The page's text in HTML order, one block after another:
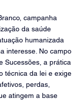
campanha
da saúde
humanizada
interesse. No campo
Sucessões, a prática
técnica da lei e exige
perdas,
atingem a base